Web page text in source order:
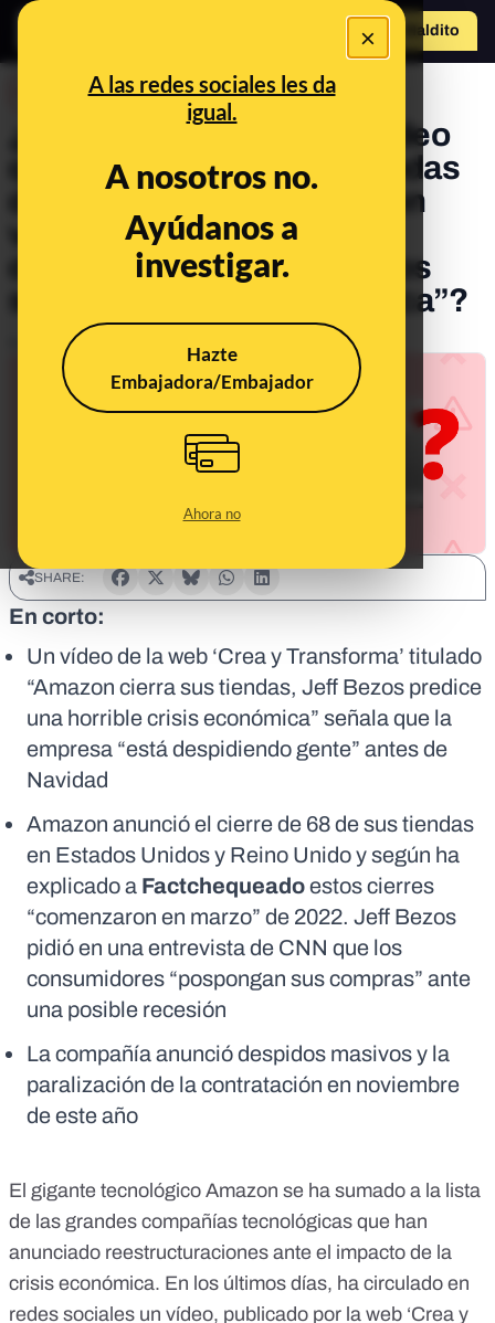
×
A las redes sociales les da
igual.
A nosotros no.
Ayúdanos a
investigar.
Hazte
Embajadora/Embajador
Ahora no
Hazte Maldito
¿Qué sabemos sobre el vídeo
que habla del cierre de tiendas
de Amazon, los despidos en
vísperas de Navidad y las
declaraciones de Jeff Bezos
sobre una “crisis económica”?
Publicado el
SHARE:
En corto:
Un vídeo de la web ‘Crea y Transforma’ titulado
“Amazon cierra sus tiendas, Jeff Bezos predice
una horrible crisis económica” señala que la
empresa “está despidiendo gente” antes de
Navidad
Amazon anunció el cierre de 68 de sus tiendas
en Estados Unidos y Reino Unido y según ha
explicado a Factchequeadoestos cierres
“comenzaron en marzo” de 2022. Jeff Bezos
pidió en una entrevista de CNN que los
consumidores “pospongan sus compras” ante
una posible recesión
La compañía anunció despidos masivos y la
paralización de la contratación en noviembre
de este año
El gigante tecnológico Amazon se ha sumado a la lista
de las grandes compañías tecnológicas que han
anunciado reestructuraciones ante el impacto de la
crisis económica. En los últimos días, ha circulado en
redes sociales un vídeo, publicado por la web ‘Crea y